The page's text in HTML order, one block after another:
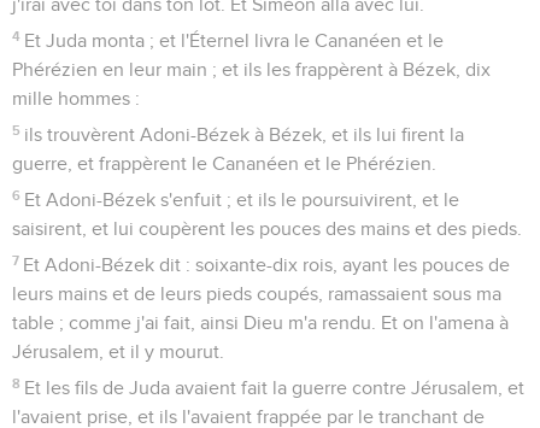
j'irai avec toi dans ton lot. Et Siméon alla avec lui.
4 Et Juda monta ; et l'Éternel livra le Cananéen et le
Phérézien en leur main ; et ils les frappèrent à Bézek, dix
mille hommes :
5 ils trouvèrent Adoni-Bézek à Bézek, et ils lui firent la
guerre, et frappèrent le Cananéen et le Phérézien.
6 Et Adoni-Bézek s'enfuit ; et ils le poursuivirent, et le
saisirent, et lui coupèrent les pouces des mains et des pieds.
7 Et Adoni-Bézek dit : soixante-dix rois, ayant les pouces de
leurs mains et de leurs pieds coupés, ramassaient sous ma
table ; comme j'ai fait, ainsi Dieu m'a rendu. Et on l'amena à
Jérusalem, et il y mourut.
8 Et les fils de Juda avaient fait la guerre contre Jérusalem, et
l'avaient prise, et ils l'avaient frappée par le tranchant de